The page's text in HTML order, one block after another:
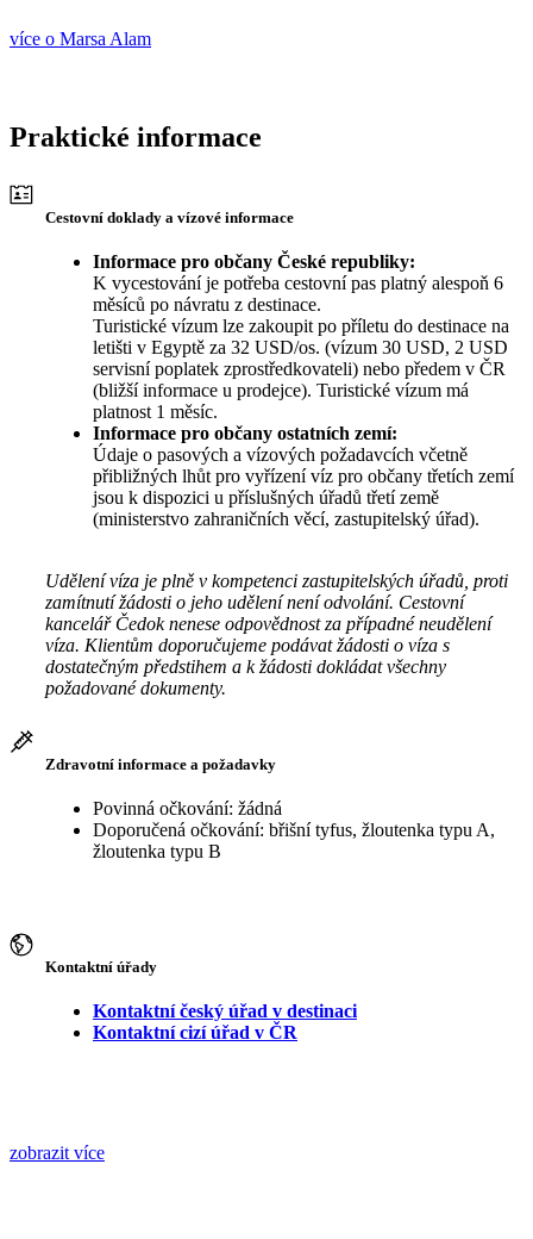
více o Marsa Alam
Praktické informace
Cestovní doklady a vízové informace
Informace pro občany České republiky:
K vycestování je potřeba cestovní pas platný alespoň 6
měsíců po návratu z destinace.
Turistické vízum lze zakoupit po příletu do destinace na
letišti v Egyptě za 32 USD/os. (vízum 30 USD, 2 USD
servisní poplatek zprostředkovateli) nebo předem v ČR
(bližší informace u prodejce). Turistické vízum má
platnost 1 měsíc.
Informace pro občany ostatních zemí:
Údaje o pasových a vízových požadavcích včetně
přibližných lhůt pro vyřízení víz pro občany třetích zemí
jsou k dispozici u příslušných úřadů třetí země
(ministerstvo zahraničních věcí, zastupitelský úřad).
Udělení víza je plně v kompetenci zastupitelských úřadů, proti
zamítnutí žádosti o jeho udělení není odvolání. Cestovní
kancelář Čedok nenese odpovědnost za případné neudělení
víza. Klientům doporučujeme podávat žádosti o víza s
dostatečným předstihem a k žádosti dokládat všechny
požadované dokumenty.
Zdravotní informace a požadavky
Povinná očkování: žádná
Doporučená očkování: břišní tyfus, žloutenka typu A,
žloutenka typu B
Kontaktní úřady
Kontaktní český úřad v destinaci
Kontaktní cizí úřad v ČR
zobrazit více